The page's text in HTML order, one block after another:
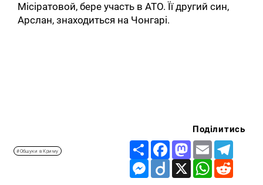
Місіратовой, бере участь в АТО. Її другий син,
Арслан, знаходиться на Чонгарі.
#Обшуки в Криму
Поділитись
Share FacebookMastodon
Email
Messenger
Diigo X WhatsApp